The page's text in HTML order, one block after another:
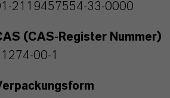
2119457554-33-0000
(CAS-Register Nummer)
00-1